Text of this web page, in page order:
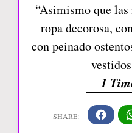
“Asimismo que
ropa decorosa,
con peinado
1